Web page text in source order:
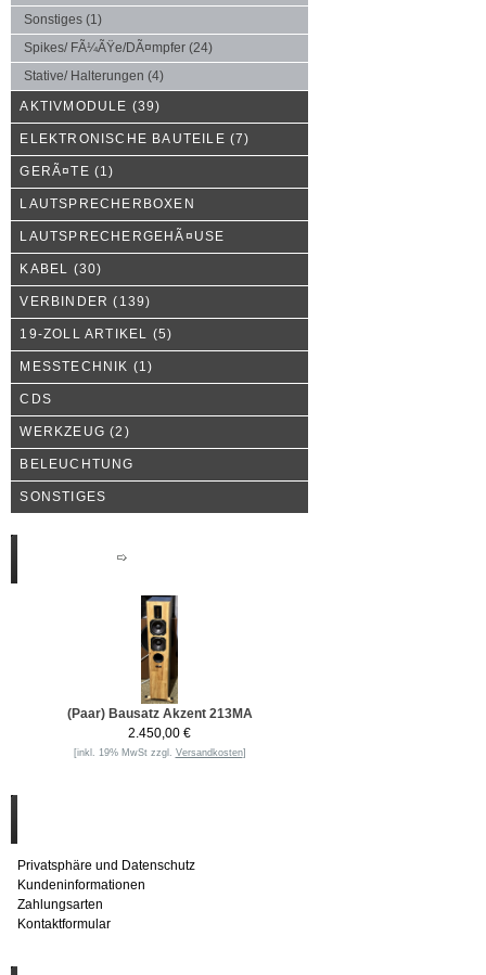
Sonstiges (1)
Spikes/ FÃ¼ÃŸe/DÃ¤mpfer (24)
Stative/ Halterungen (4)
AKTIVMODULE (39)
ELEKTRONISCHE BAUTEILE (7)
GERÃ¤TE (1)
LAUTSPRECHERBOXEN
LAUTSPRECHERGEHÃ¤USE
KABEL (30)
VERBINDER (139)
19-ZOLL ARTIKEL (5)
MESSTECHNIK (1)
CDS
WERKZEUG (2)
BELEUCHTUNG
SONSTIGES
(Paar) Bausatz Akzent 213MA
2.450,00 €
[inkl. 19% MwSt zzgl. Versandkosten]
Privatsphäre und Datenschutz
Kundeninformationen
Zahlungsarten
Kontaktformular